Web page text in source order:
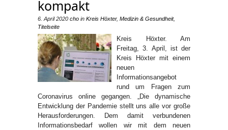
kompakt
6. April 2020 cho in Kreis Höxter, Medizin & Gesundheit,
Titelseite
Kreis Höxter. Am
Freitag, 3. April, ist der
Kreis Höxter mit einem
neuen
Informationsangebot
rund um Fragen zum
Coronavirus online gegangen. „Die dynamische
Entwicklung der Pandemie stellt uns alle vor große
Herausforderungen. Dem damit verbundenen
Informationsbedarf wollen wir mit dem neuen